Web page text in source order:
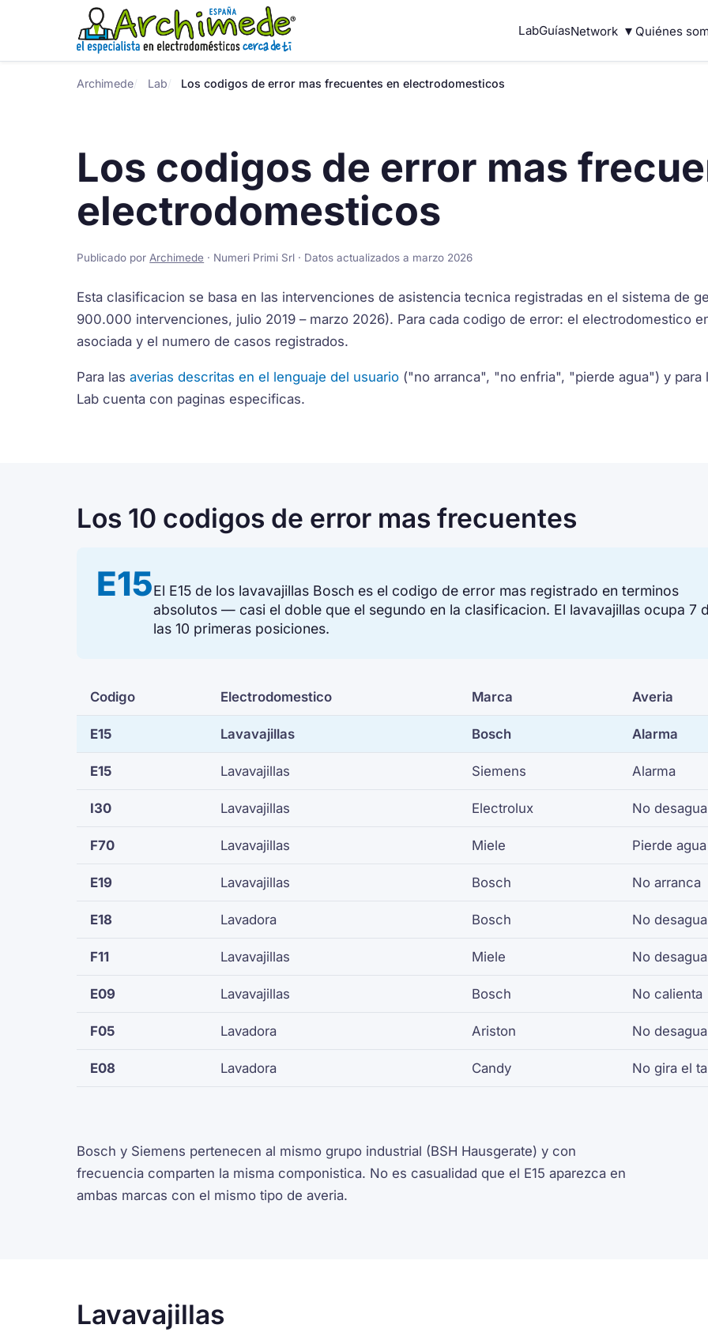
LabGuíasNetwork ▾ Quiénes
Archimede Lab Los codigos de error mas frecuentes en electrodomesticos
Los codigos de error mas
electrodomesticos
Publicado por Archimede · Numeri Primi Srl · Datos actualizados a marzo 2026
Esta clasificacion se basa en las intervenciones de asistencia tecnica registradas en el sistema de
900.000 intervenciones, julio 2019 – marzo 2026). Para cada codigo de error: el electrodomestico
asociada y el numero de casos registrados.
Para lasaverias descritas en el lenguaje del usuario ("no arranca", "no enfria", "pierde agua") y para
Lab cuenta con paginas especificas.
Los 10 codigos de error mas frecuentes
E15El E15 de los lavavajillas Bosch es el codigo de error mas registrado en terminos
absolutos — casi el doble que el segundo en la clasificacion. El lavavajillas ocupa 7
las 10 primeras posiciones.
Codigo Electrodomestico Marca Averia
E15 Lavavajillas Bosch Alarma
E15 Lavavajillas Siemens Alarma
I30 Lavavajillas Electrolux No desagua
F70 Lavavajillas Miele Pierde agua
E19 Lavavajillas Bosch No arranca
E18 Lavadora Bosch No desagua
F11 Lavavajillas Miele No desagua
E09 Lavavajillas Bosch No calienta
F05 Lavadora Ariston No desagua
E08 Lavadora Candy No gira el
Bosch y Siemens pertenecen al mismo grupo industrial (BSH Hausgerate) y con
frecuencia comparten la misma componistica. No es casualidad que el E15 aparezca en
ambas marcas con el mismo tipo de averia.
Lavavajillas